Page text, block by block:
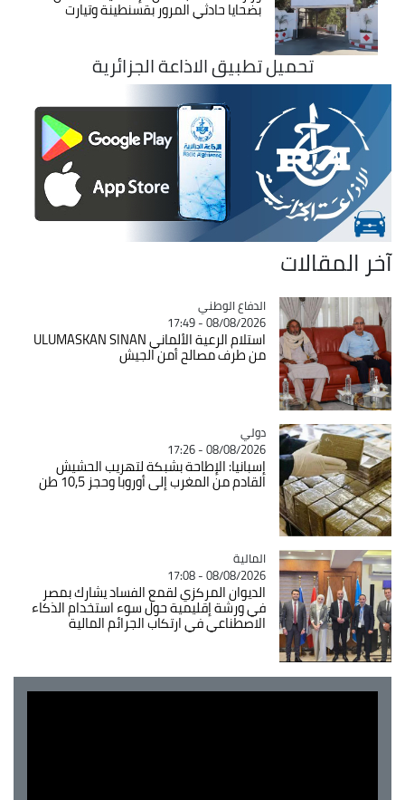
بضحايا حادثي المرور بقسنطينة وتيارت
تحميل تطبيق الاذاعة الجزائرية
آخر المقالات
Catégorie
الدفاع الوطني
08/08/2026 - 17:49
استلام الرعية الألماني ULUMASKAN SINAN
من طرف مصالح أمن الجيش
Catégorie
دولي
08/08/2026 - 17:26
إسبانيا: الإطاحة بشبكة لتهريب الحشيش
القادم من المغرب إلى أوروبا وحجز 10,5 طن
Catégorie
المالية
08/08/2026 - 17:08
الديوان المركزي لقمع الفساد يشارك بمصر
في ورشة إقليمية حول سوء استخدام الذكاء
الاصطناعي في ارتكاب الجرائم المالية